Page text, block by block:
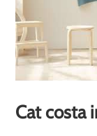
Cat costa